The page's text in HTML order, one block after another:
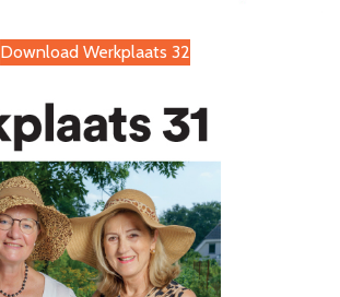
Download Werkplaats 32